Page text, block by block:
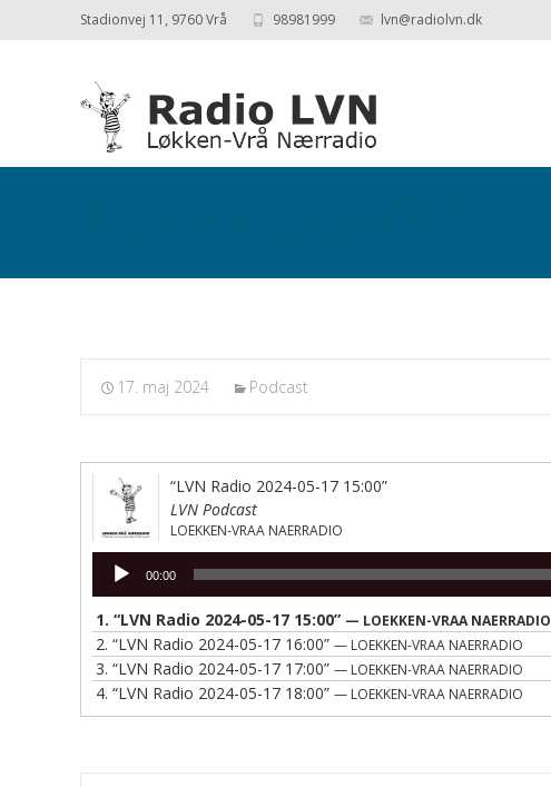
Stadionvej 11, 9760 Vrå 98981999 lvn@radiolvn.dk
17. maj 2024 Podcast
“LVN Radio 2024-05-17 15:00”
LVN Podcast
LOEKKEN-VRAA NAERRADIO
Lydafspiller
00:00
1. “LVN Radio 2024-05-17 15:00” — LOEKKEN-VRAA NAERRADIO
2. “LVN Radio 2024-05-17 16:00” — LOEKKEN-VRAA NAERRADIO
3. “LVN Radio 2024-05-17 17:00” — LOEKKEN-VRAA NAERRADIO
4. “LVN Radio 2024-05-17 18:00” — LOEKKEN-VRAA NAERRADIO